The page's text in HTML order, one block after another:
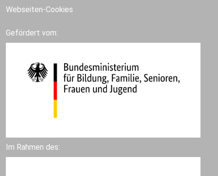
Webseiten-Cookies
Gefördert vom:
Im Rahmen des: